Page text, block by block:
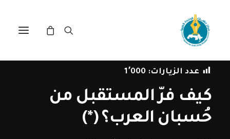
فيمقالات
عدد الزيارات: 1٬000
كيف فرّ المستقبل من
حُسبان العرب؟ (*)